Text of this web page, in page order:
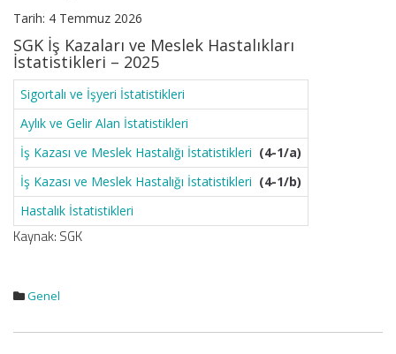
Tarih: 4 Temmuz 2026
SGK İş Kazaları ve Meslek Hastalıkları
İstatistikleri – 2025
Sigortalı ve İşyeri İstatistikleri
Aylık ve Gelir Alan İstatistikleri
İş Kazası ve Meslek Hastalığı İstatistikleri (4-1/a)
İş Kazası ve Meslek Hastalığı İstatistikleri (4-1/b)
Hastalık İstatistikleri
Kaynak: SGK
Genel